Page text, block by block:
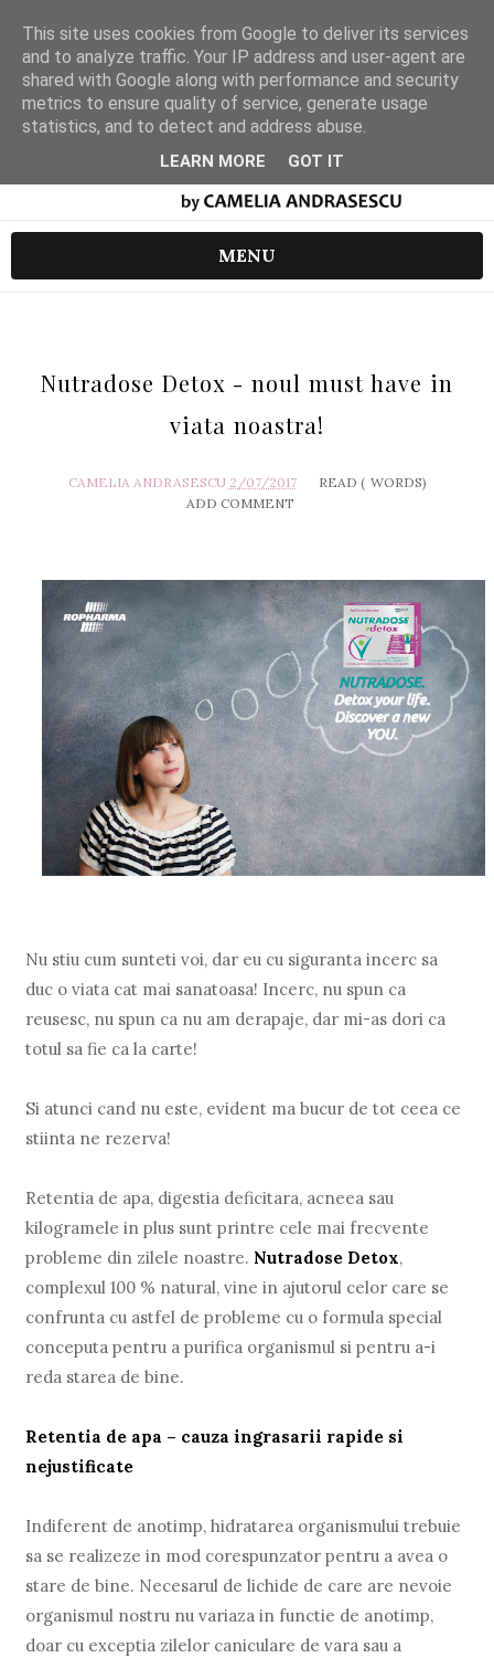
MENU
Nutradose Detox - noul must have in
viata noastra!
CAMELIA ANDRASESCU 2/07/2017 READ ( WORDS)
ADD COMMENT
Nu stiu cum sunteti voi, dar eu cu siguranta incerc sa
duc o viata cat mai sanatoasa! Incerc, nu spun ca
reusesc, nu spun ca nu am derapaje, dar mi-as dori ca
totul sa fie ca la carte!
Si atunci cand nu este, evident ma bucur de tot ceea ce
stiinta ne rezerva!
Retentia de apa, digestia deficitara, acneea sau
kilogramele in plus sunt printre cele mai frecvente
probleme din zilele noastre. Nutradose Detox,
complexul 100 % natural, vine in ajutorul celor care se
confrunta cu astfel de probleme cu o formula special
conceputa pentru a purifica organismul si pentru a-i
reda starea de bine.
Retentia de apa – cauza ingrasarii rapide si
nejustificate
Indiferent de anotimp, hidratarea organismului trebuie
sa se realizeze in mod corespunzator pentru a avea o
stare de bine. Necesarul de lichide de care are nevoie
organismul nostru nu variaza in functie de anotimp,
doar cu exceptia zilelor caniculare de vara sau a
This site uses cookies from Google to deliver its services
and to analyze traffic. Your IP address and user-agent are
shared with Google along with performance and security
metrics to ensure quality of service, generate usage
statistics, and to detect and address abuse.
LEARN MORE GOT IT